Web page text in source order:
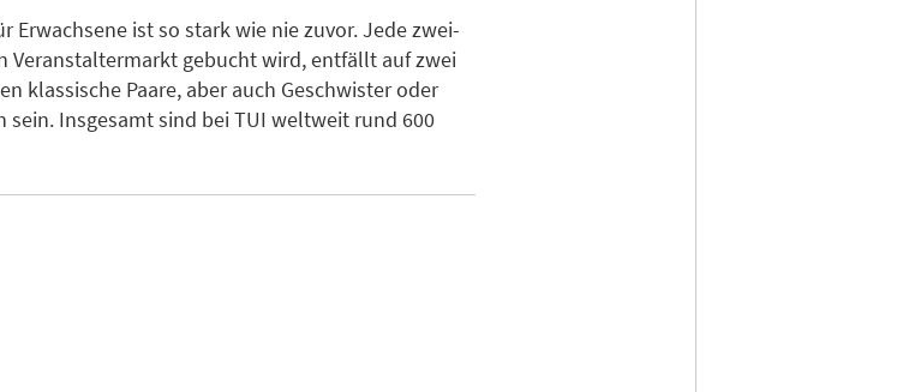
Erwachsene ist so stark wie nie zuvor. Jede zwei-
Veranstaltermarkt gebucht wird, entfällt auf zwei
klassische Paare, aber auch Geschwister oder
Insgesamt sind bei TUI weltweit rund 600